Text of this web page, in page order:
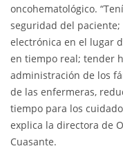
oncohematológico.
seguridad del
electrónica en el lugar
en tiempo real; tender
administración de los
de las enfermeras,
tiempo para los
explica la directora de
Cuasante.